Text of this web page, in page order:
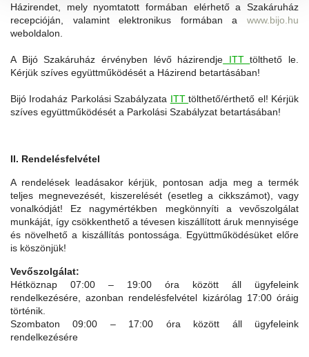
Házirendet, mely nyomtatott formában elérhető a Szakáruház
recepcióján, valamint elektronikus formában a www.bijo.hu
weboldalon.
A Bijó Szakáruház érvényben lévő házirendje ITTtölthető le.
Kérjük szíves együttműködését a Házirend betartásában!
Bijó Irodaház Parkolási Szabályzata ITTtölthető/érthető el! Kérjük
szíves együttműködését a Parkolási Szabályzat betartásában!
II. Rendelésfelvétel
A rendelések leadásakor kérjük, pontosan adja meg a termék
teljes megnevezését, kiszerelését (esetleg a cikkszámot), vagy
vonalkódját! Ez nagymértékben megkönnyíti a vevőszolgálat
munkáját, így csökkenthető a tévesen kiszállított áruk mennyisége
és növelhető a kiszállítás pontossága. Együttműködésüket előre
is köszönjük!
Vevőszolgálat:
Hétköznap 07:00 – 19:00 óra között áll ügyfeleink
rendelkezésére, azonban rendelésfelvétel kizárólag 17:00 óráig
történik.
Szombaton 09:00 – 17:00 óra között áll ügyfeleink
rendelkezésére